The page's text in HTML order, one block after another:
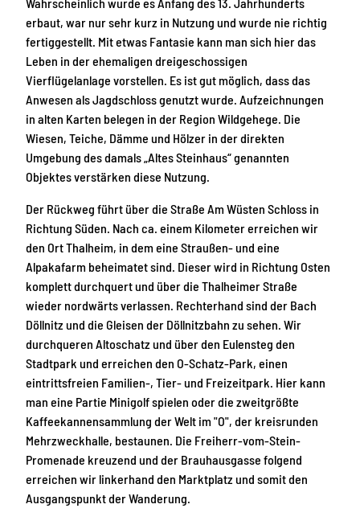
erbaut, war nur sehr kurz in Nutzung und wurde nie richtig
fertiggestellt. Mit etwas Fantasie kann man sich hier das
Leben in der ehemaligen dreigeschossigen
Vierflügelanlage vorstellen. Es ist gut möglich, dass das
Anwesen als Jagdschloss genutzt wurde. Aufzeichnungen
in alten Karten belegen in der Region Wildgehege. Die
Wiesen, Teiche, Dämme und Hölzer in der direkten
Umgebung des damals „Altes Steinhaus“ genannten
Objektes verstärken diese Nutzung.
Der Rückweg führt über die Straße Am Wüsten Schloss in
Richtung Süden. Nach ca. einem Kilometer erreichen wir
den Ort Thalheim, in dem eine Straußen- und eine
Alpakafarm beheimatet sind. Dieser wird in Richtung Osten
komplett durchquert und über die Thalheimer Straße
wieder nordwärts verlassen. Rechterhand sind der Bach
Döllnitz und die Gleisen der Döllnitzbahn zu sehen. Wir
durchqueren Altoschatz und über den Eulensteg den
Stadtpark und erreichen den O-Schatz-Park, einen
eintrittsfreien Familien-, Tier- und Freizeitpark. Hier kann
man eine Partie Minigolf spielen oder die zweitgrößte
Kaffeekannensammlung der Welt im "O", der kreisrunden
Mehrzweckhalle, bestaunen. Die Freiherr-vom-Stein-
Promenade kreuzend und der Brauhausgasse folgend
erreichen wir linkerhand den Marktplatz und somit den
Ausgangspunkt der Wanderung.